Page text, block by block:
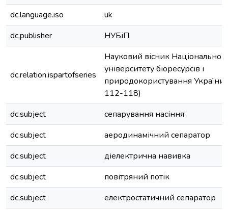
dc.language.iso
uk
dc.publisher
НУБіП
dc.relation.ispartofseries
Науковий вісник
університету біоресурсів і
природокористування
112-118)
dc.subject
сепарування насіння
dc.subject
аеродинамічний сепаратор
dc.subject
діелектрична навивка
dc.subject
повітряний потік
dc.subject
електростатичний сепаратор